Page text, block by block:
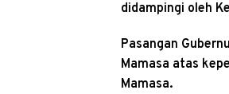
didampingi oleh
Pasangan
Mamasa atas
Mamasa.